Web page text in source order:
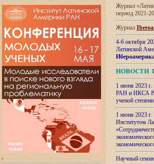
Журнал
период 2021-
Журнал
4-6 октября
Латинской
НОВОСТИ
1 июня 2023
РАН и ИКСА
ученой
1 июня 2023
Институтом
Научный